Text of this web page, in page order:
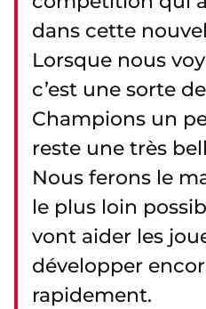
dans cette
Lorsque nous
c’est une sorte
Champions un
reste une très
Nous ferons le
le plus loin
vont aider les
développer
rapidement.